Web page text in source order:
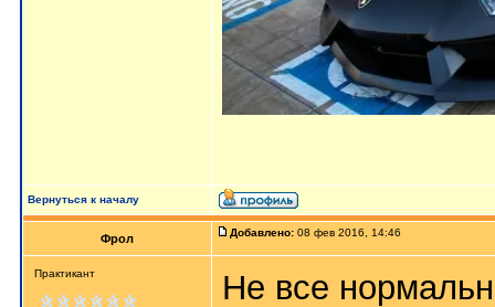
Вернуться к началу
Фрол Добавлено: 08 фев 2016, 14:46
Практикант
Не все